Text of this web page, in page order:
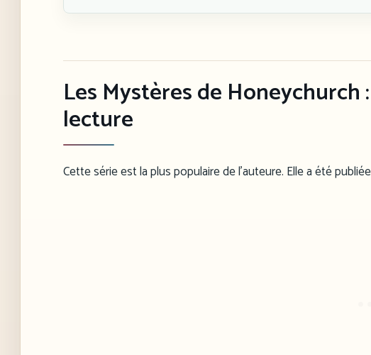
Les Mystères de
lecture
Cette série est la plus populaire de l’auteure. Elle a été